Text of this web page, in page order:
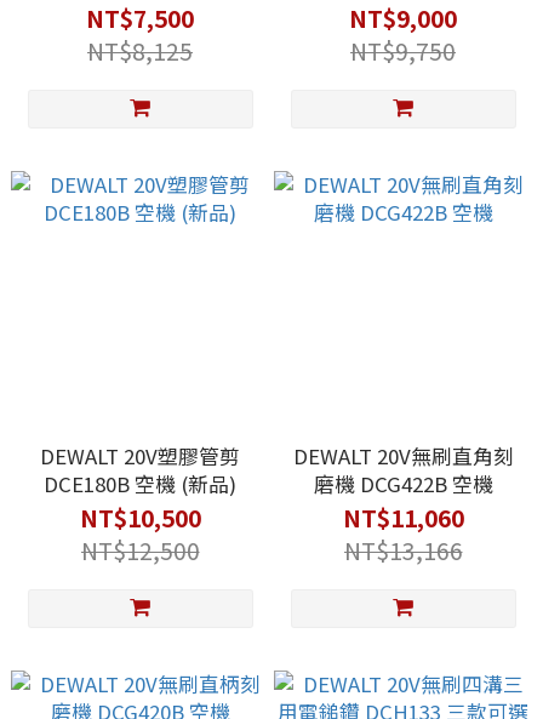
NT$7,500
NT$8,125
NT$9,000
NT$9,750
DEWALT 20V塑膠管剪
DCE180B 空機 (新品)
NT$10,500
NT$12,500
DEWALT 20V無刷直角刻
磨機 DCG422B 空機
NT$11,060
NT$13,166